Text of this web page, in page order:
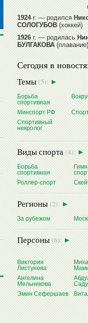
1924г. — родился
СОЛОГУБОВ(хоккей)
1926г. — родилась
БУЛГАКОВА(плавание)
1941г. — родилась
ПРОКОПЕНКО
(баскетбол)
1964г. — родился
ЖУРАВСКИЙ(гребля
и каноэ)
1964г. — родился
(хоккей)
Сегодня в
Темы(5):
Борьба
спортивная
Минспорт РФ
Спортивный
некролог
Виды спорта(4):
Борьба
спортивная
Роллер-спорт
Регионы(2):
За рубежом
Персоны(6):
Виктория
Листунова
Ангелина
Мельникова
Эмин Сефершаев